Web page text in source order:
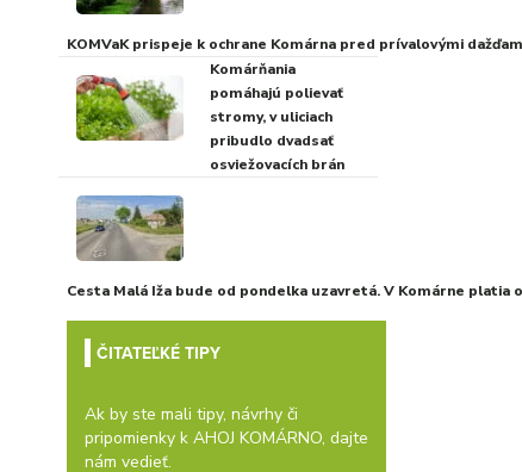
KOMVaK prispeje k ochrane Komárna pred prívalovými
Komárňania
pomáhajú polievať
stromy, v uliciach
pribudlo dvadsať
osviežovacích brán
Cesta Malá Iža bude od pondelka uzavretá. V Komárne platia
ČITATEĽKÉ TIPY
Ak by ste mali tipy, návrhy či
pripomienky k AHOJ KOMÁRNO, dajte
nám vedieť.